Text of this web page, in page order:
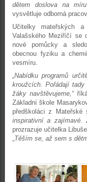
dětem doslova na
vysvětluje odborná
Učitelky mateřských
Valašského Meziříčí se
nové pomůcky a
obecnou fyziku a
vesmíru.
„Nabídku programů
kroužcích. Pořádají
žáky navštěvujeme,“říká
Základní škole
předškoláci z Mateřské
inspirativní a zajímavé.
prozrazuje učitelka
„Těším se, až sem s